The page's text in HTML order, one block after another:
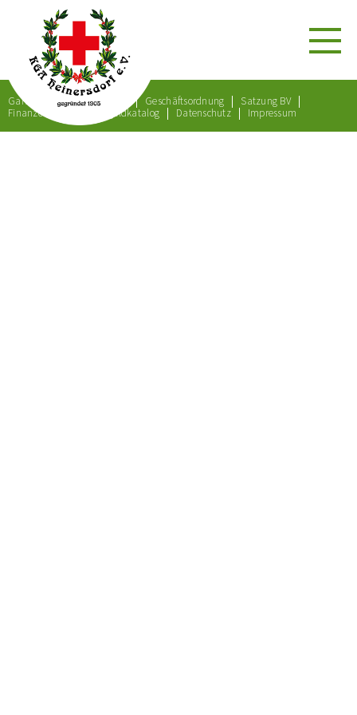
Gartenordnung Satzung Geschäftsordnung
Satzung BV
Finanzordnung
Bußgeldkatalog Datenschutz Impressum